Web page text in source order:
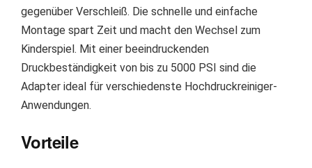
gegenüber Verschleiß. Die schnelle und einfache
Montage spart Zeit und macht den Wechsel zum
Kinderspiel. Mit einer beeindruckenden
Druckbeständigkeit von bis zu 5000 PSI sind die
Adapter ideal für verschiedenste Hochdruckreiniger-
Anwendungen.
Vorteile